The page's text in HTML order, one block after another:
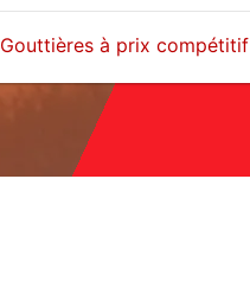
Gouttières à prix compétitif